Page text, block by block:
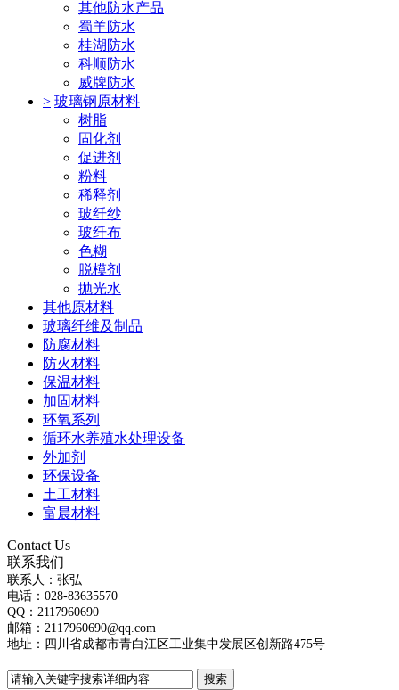
其他防水产品
蜀羊防水
桂湖防水
科顺防水
威牌防水
> 玻璃钢原材料
树脂
固化剂
促进剂
粉料
稀释剂
玻纤纱
玻纤布
色糊
脱模剂
抛光水
其他原材料
玻璃纤维及制品
防腐材料
防火材料
保温材料
加固材料
环氧系列
循环水养殖水处理设备
外加剂
环保设备
土工材料
富晨材料
Contact Us
联系我们
联系人：张弘
电话：028-83635570
QQ：2117960690
邮箱：2117960690@qq.com
地址：四川省成都市青白江区工业集中发展区创新路475号